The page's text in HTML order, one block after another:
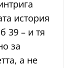
история
39 – и тя
за
а не